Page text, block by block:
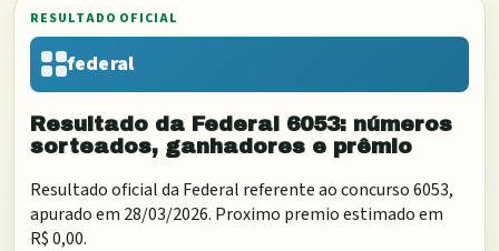
RESULTADO OFICIAL
federal
Resultado da Federal 6053: números
sorteados, ganhadores e prêmio
Resultado oficial da Federal referente ao concurso6053,
apurado em 28/03/2026. Proximo premio estimado em
R$ 0,00.